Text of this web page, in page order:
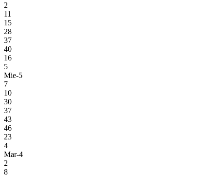
2
11
15
28
37
40
16
5
Mie-5
7
10
30
37
43
46
23
4
Mar-4
2
8